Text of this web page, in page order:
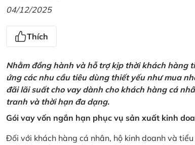
04/12/2025
Thích
Nhằm đồng hành và hỗ trợ kịp thời khách hàng
ứng các nhu cầu tiêu dùng thiết yếu như mua
đãi lãi suất cho vay dành cho khách hàng cá
tranh và thời hạn đa dạng.
Gói vay vốn ngắn hạn phục vụ sản xuất kinh
Đối với khách hàng cá nhân, hộ kinh doanh và